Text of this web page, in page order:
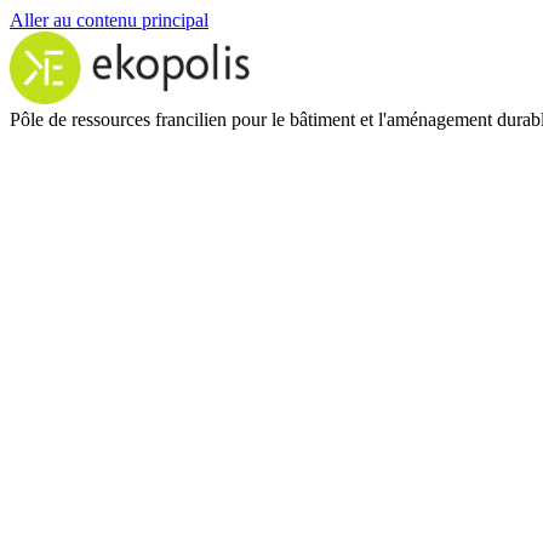
Aller au contenu principal
Pôle de ressources francilien pour le bâtiment et l'aménagement